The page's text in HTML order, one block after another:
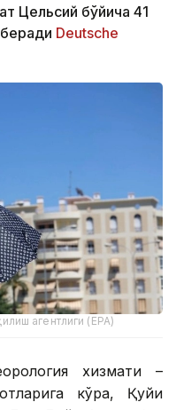
Цельсий бўйича 41
Deutsche
агентлиги (EPA)
хизмати –
кўра, Қуйи